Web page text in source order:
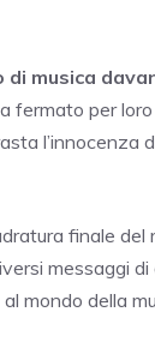
musica
fermato per
l’innocenza
finale del
messaggi
mondo della